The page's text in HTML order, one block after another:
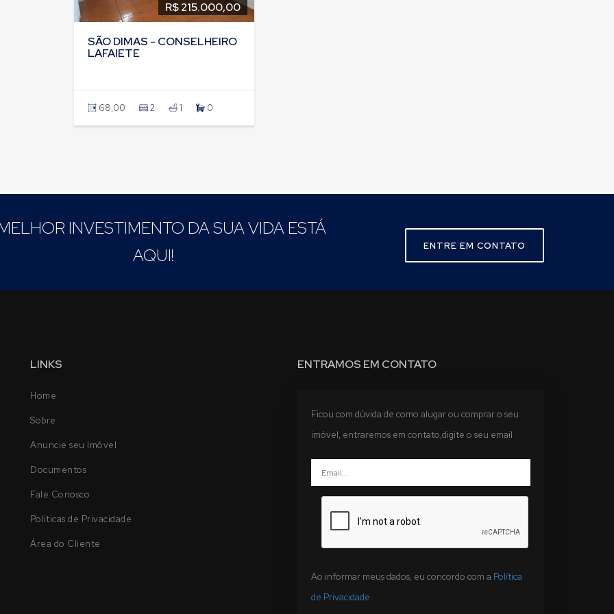
R$ 215.000,00
SÃO DIMAS - CONSELHEIRO
LAFAIETE
68,00 2 1 0
INVESTIMENTO DA SUA VIDA ESTÁ
AQUI!
ENTRE EM CONTATO
LINKS
Home
Sobre
Anuncie seu Imóvel
Documentos
Fale Conosco
Politicas de Privacidade
Área do Cliente
ENTRAMOS EM CONTATO
Ficou com dúvida de como alugar ou comprar o seu
imóvel, entraremos em contato,digite o seu email
Ao informar meus dados, eu concordo com a Política
de Privacidade.